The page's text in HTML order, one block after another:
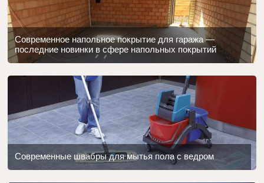
Современное напольное покрытие для гаража —
последние новинки в сфере напольных покрытий
Современные швабры для мытья пола с ведром